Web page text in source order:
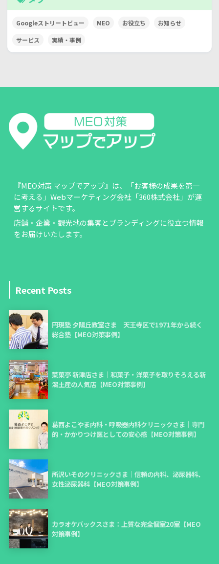
Googleストリートビュー MEO お役立ち お知らせ
サービス 実績・事例
『MEO対策 マップでアップ』は、「お客様の成果を第一
に考える」Webマーケティング会社「360株式会社」が運
営するサイトです。
店舗・企業・観光地の集客とブランディングに役立つ情報
をお届けいたします。
Recent Posts
円現塾 夕陽丘教室さま｜天王寺区で1971年から続く
総合塾【MEO対策事例】
菜菓亭 新津店さま｜和菓子・洋菓子を取りそろえる新
潟土産の人気店【MEO対策事例】
葛西よこやま内科・呼吸器内科クリニックさま｜専門
的・かかりつけ医としての安心感【MEO対策事例】
所沢いそのクリニックさま｜信頼の内科、泌尿器科、
女性泌尿器科【MEO対策事例】
カラオケバックスさま：上質な完全個室20室【MEO
対策事例】